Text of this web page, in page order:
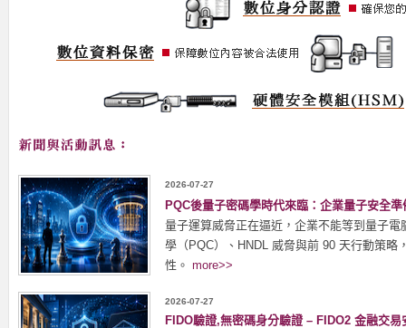
2026-07-27
PQC後量子密碼學時代來臨：企業量子安全
量子運算威脅正在逼近，企業不能等到量子
學（PQC）、HNDL 威脅與前 90 天行動策略
性。 more>>
2026-07-27
FIDO驗證,無密碼身分驗證 – FIDO2 金融交